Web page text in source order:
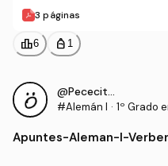
3 páginas
leaderboard6 personal_bag 1
@Pececito331
#Alemán I · 1º Grado
Apuntes-Aleman-I-